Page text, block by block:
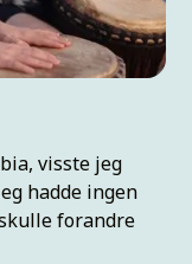
visste jeg
hadde ingen
forandre